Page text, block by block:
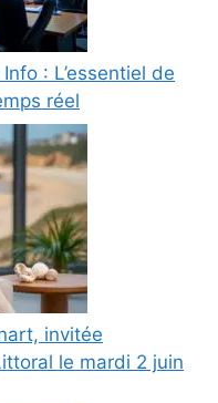
: L’essentiel de
réel
invitée
le mardi 2 juin